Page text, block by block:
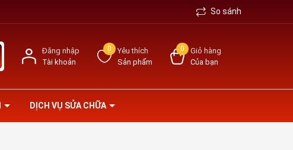
So sánh
Đăng nhập
Tài khoản
0
Yêu thích
Sản phẩm
0
Giỏ hàng
Của bạn
DỊCH VỤ SỬA CHỮA